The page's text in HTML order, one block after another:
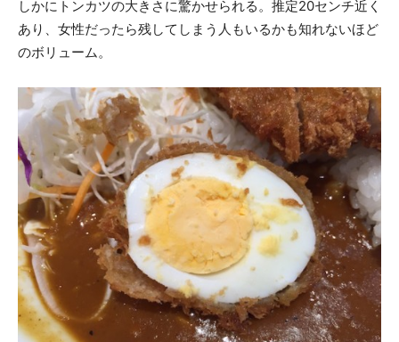
しかにトンカツの大きさに驚かせられる。推定20センチ近く
あり、女性だったら残してしまう人もいるかも知れないほど
のボリューム。